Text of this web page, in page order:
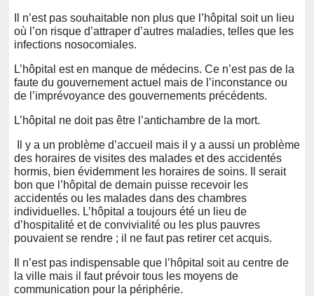
Il n’est pas souhaitable non plus que l’hôpital soit un lieu
où l’on risque d’attraper d’autres maladies, telles que les
infections nosocomiales.
L’hôpital est en manque de médecins. Ce n’est pas de la
faute du gouvernement actuel mais de l’inconstance ou
de l’imprévoyance des gouvernements précédents.
L’hôpital ne doit pas être l’antichambre de la mort.
Il y a un problème d’accueil mais il y a aussi un problème
des horaires de visites des malades et des accidentés
hormis, bien évidemment les horaires de soins. Il serait
bon que l’hôpital de demain puisse recevoir les
accidentés ou les malades dans des chambres
individuelles. L’hôpital a toujours été un lieu de
d’hospitalité et de convivialité ou les plus pauvres
pouvaient se rendre ; il ne faut pas retirer cet acquis.
Il n’est pas indispensable que l’hôpital soit au centre de
la ville mais il faut prévoir tous les moyens de
communication pour la périphérie.